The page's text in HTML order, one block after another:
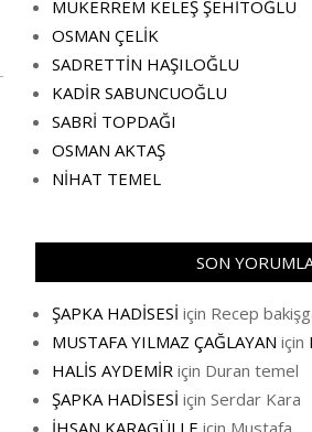
MÜKERREM KELEŞ ŞEHİTOĞLU
OSMAN ÇELİK
SADRETTİN HAŞILOĞLU
KADİR SABUNCUOĞLU
SABRİ TOPDAĞI
OSMAN AKTAŞ
NİHAT TEMEL
SON
ŞAPKA HADİSESİ için Recep
MUSTAFA YILMAZ ÇAĞLAYAN için
HALİS AYDEMİR için Duran temel
ŞAPKA HADİSESİ için Serdar Kara
İHSAN KARAGÜLLE için Mustafa